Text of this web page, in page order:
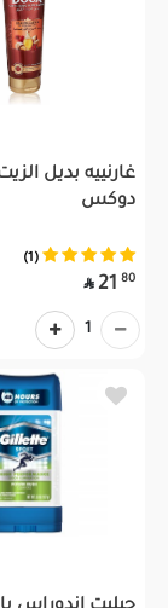
غارنييه بديل الزيت
دوكس
(1)
80
21

1